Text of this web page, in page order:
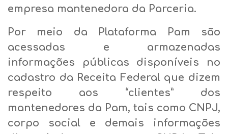
empresa mantenedora da Parceria.
Por meio da Plataforma Pam são
acessadas e armazenadas
informações públicas disponíveis no
cadastro da Receita Federal que dizem
respeito aos “clientes” dos
mantenedores da Pam, tais como CNPJ,
corpo social e demais informações